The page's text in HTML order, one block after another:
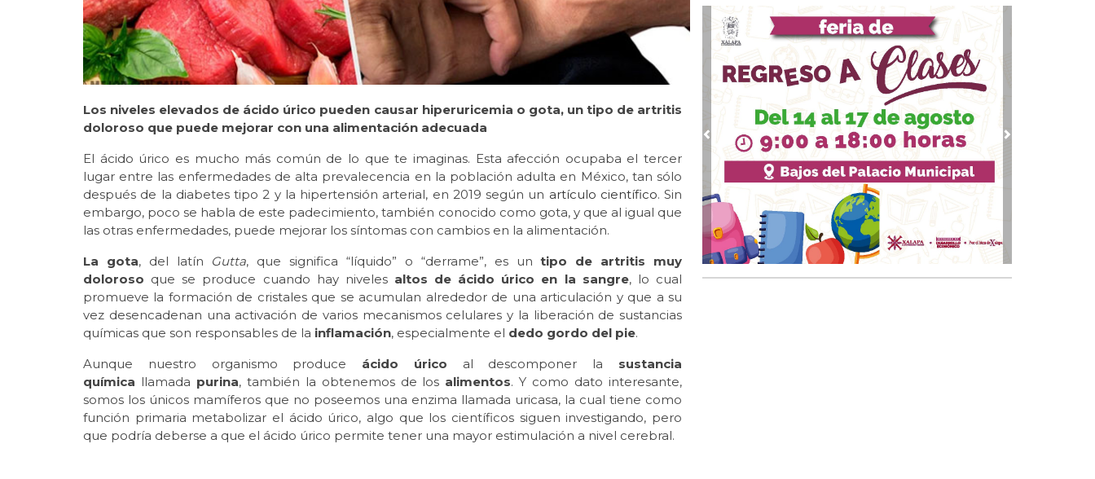
Los niveles elevados de ácido úrico pueden causar hiperuricemia o gota, un tipo de artritis
doloroso que puede mejorar con una alimentación adecuada
El ácido úrico es mucho más común de lo que te imaginas. Esta afección ocupaba el tercer
lugar entre las enfermedades de alta prevalecencia en la población adulta en México, tan sólo
después de la diabetes tipo 2 y la hipertensión arterial, en 2019 según un artículo científico. Sin
embargo, poco se habla de este padecimiento, también conocido como gota, y que al igual que
las otras enfermedades, puede mejorar los síntomas con cambios en la alimentación.
La gota, del latín Gutta, que significa “líquido” o “derrame”, es untipo de artritis muy
doloroso que se produce cuando hay niveles altos de ácido úrico en la sangre, lo cual
promueve la formación de cristales que se acumulan alrededor de una articulación y que a su
vez desencadenan una activación de varios mecanismos celulares y la liberación de sustancias
químicas que son responsables de la inflamación, especialmente el dedo gordo del pie.
Aunque nuestro organismo produce ácido úrico al descomponer la sustancia
química llamada purina, también la obtenemos de los alimentos. Y como dato interesante,
somos los únicos mamíferos que no poseemos una enzima llamada uricasa, la cual tiene como
función primaria metabolizar el ácido úrico, algo que los científicos siguen investigando, pero
que podría deberse a que el ácido úrico permite tener una mayor estimulación a nivel cerebral.
Entrega DIF Municipal de Veracruz cerca de 100
credenciales de discapacidad
En Rincón de la Marquesa hubo retiro de árboles
por representar riesgos; no es tala ilegal
Ago 05, 2026 / 18:42
Alcalde de Úrsulo Galván, Veracruz es desaforado
Ago 05, 2026 / 18:17
Alcalde de Úrsulo Galván abandona el Congreso
previo a la votación de su desafuero
Ago 05, 2026 / 18:00
Más boqueños se afilian al Centro Médico Santa
Ana
Previous Next